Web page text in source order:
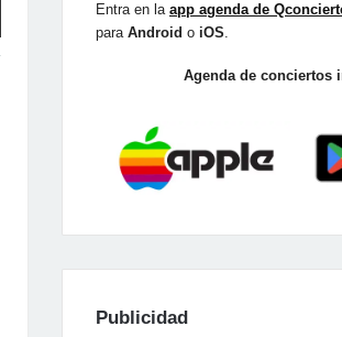
Entra en la app agenda de
para Android o iOS.
Agenda de conciertos
Publicidad